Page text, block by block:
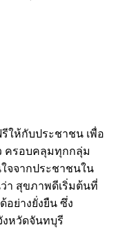
ให้กับประชาชน เพื่อ
ครอบคลุมทุกกลุ่ม
จจากประชาชนใน
า สุขภาพดีเริ่มต้นที่
อย่างยั่งยืน ซึ่ง
หวัดจันทบุรี